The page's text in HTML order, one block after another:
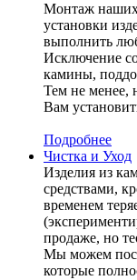
Монтаж наших
установки
выполнить
Исключение
камины,
Тем не менее,
Вам
Подробнее
Чистка и Уход
Изделия из
средствами,
временем
продаже, но
Мы можем
которые